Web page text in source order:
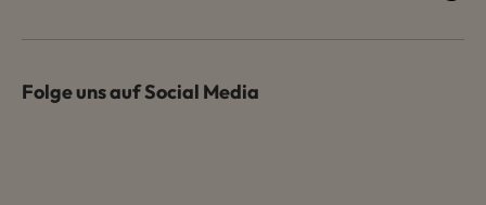
Folge uns auf Social Media